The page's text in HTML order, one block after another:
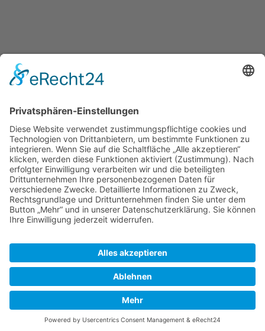
Kontakt
Königstraße 28
70173 Stuttgart
T: 0711 29 39 20
kontakt@kaestner-stuttgart.de
Unsere Öffnungszeiten
Montag bis Samstag:
10:00 Uhr – 19:00 Uhr
Pflichtangaben
Datenschutzerklärung
Kontakt
© 2026 Kästner GmbH & Co. KG |Impressum|
Datenschutzerklärung|Kontakt